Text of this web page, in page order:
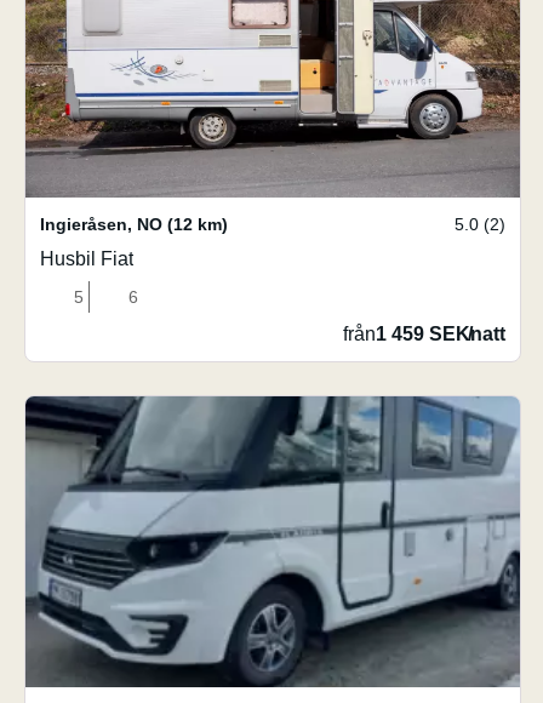
Ingieråsen, NO (12 km) 5.0 (2)
Husbil Fiat
5 6
från1 459 SEK/natt